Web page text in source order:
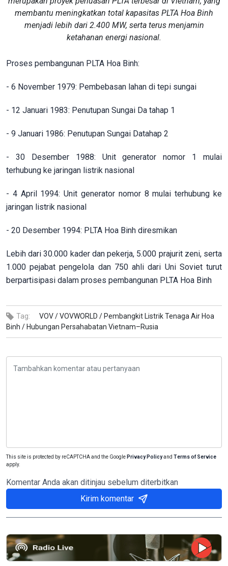
membantu meningkatkan total kapasitas PLTA Hoa Binh
menjadi lebih dari 2.400 MW, serta terus menjamin
ketahanan energi nasional.
Proses pembangunan PLTA Hoa Binh:
- 6 November 1979: Pembebasan lahan di tepi sungai
- 12 Januari 1983: Penutupan Sungai Da tahap 1
- 9 Januari 1986: Penutupan Sungai Datahap 2
- 30 Desember 1988: Unit generator nomor 1 mulai
terhubung ke jaringan listrik nasional
- 4 April 1994: Unit generator nomor 8 mulai terhubung ke
jaringan listrik nasional
- 20 Desember 1994: PLTA Hoa Binh diresmikan
Lebih dari 30.000 kader dan pekerja, 5.000 prajurit zeni, serta
1.000 pejabat pengelola dan 750 ahli dari Uni Soviet turut
berpartisipasi dalam proses pembangunan PLTA Hoa Binh
Tag: VOV /VOVWORLD / Pembangkit Listrik Tenaga Air Hoa
Binh / Hubungan Persahabatan Vietnam–Rusia
This site is protected by reCAPTCHA and the Google Privacy Policyand Terms of Service
apply.
Komentar Anda akan ditinjau sebelum diterbitkan
Kirim komentar